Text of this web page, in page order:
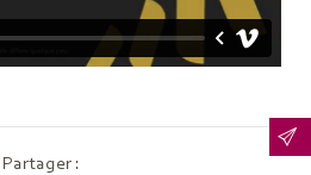
Partager :